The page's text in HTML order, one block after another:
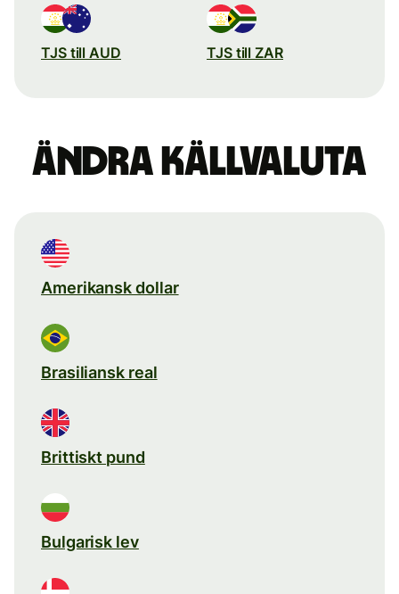
TJS till AUD TJS till ZAR
Ändra källvaluta
Amerikansk dollar
Brasiliansk real
Brittiskt pund
Bulgarisk lev